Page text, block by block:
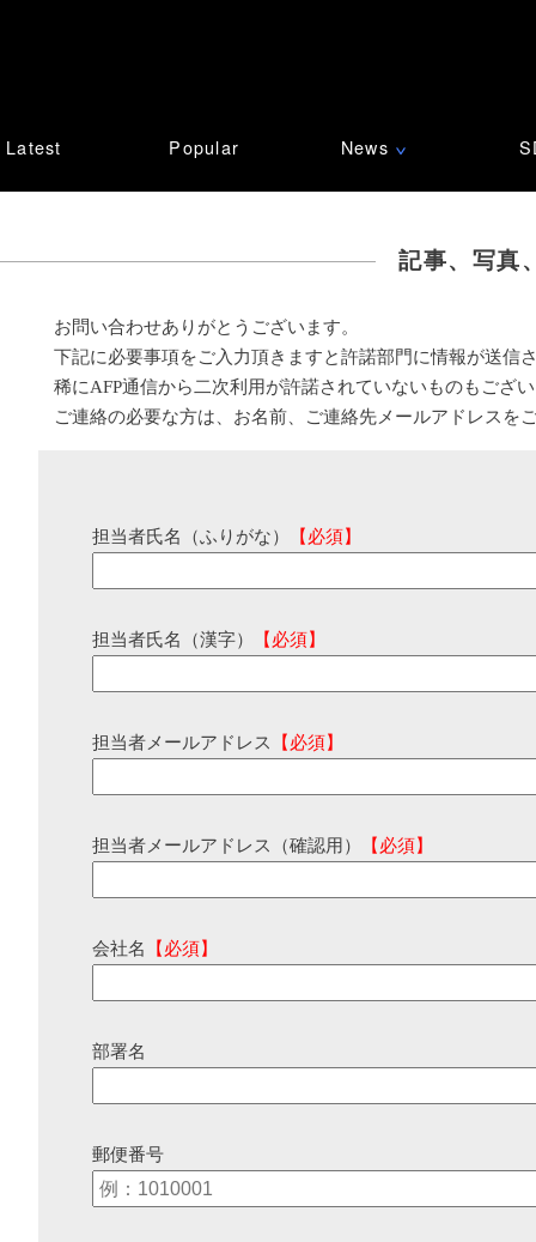
Latest Popular News ∨
記事、写真
お問い合わせありがとうございます。
下記に必要事項をご入力頂きますと許諾部門に情報が送信
稀にAFP通信から二次利用が許諾されていないものもござ
ご連絡の必要な方は、お名前、ご連絡先メールアドレスを
担当者氏名（ふりがな） 【必須】
担当者氏名（漢字） 【必須】
担当者メールアドレス 【必須】
担当者メールアドレス（確認用） 【必須】
会社名 【必須】
部署名
郵便番号